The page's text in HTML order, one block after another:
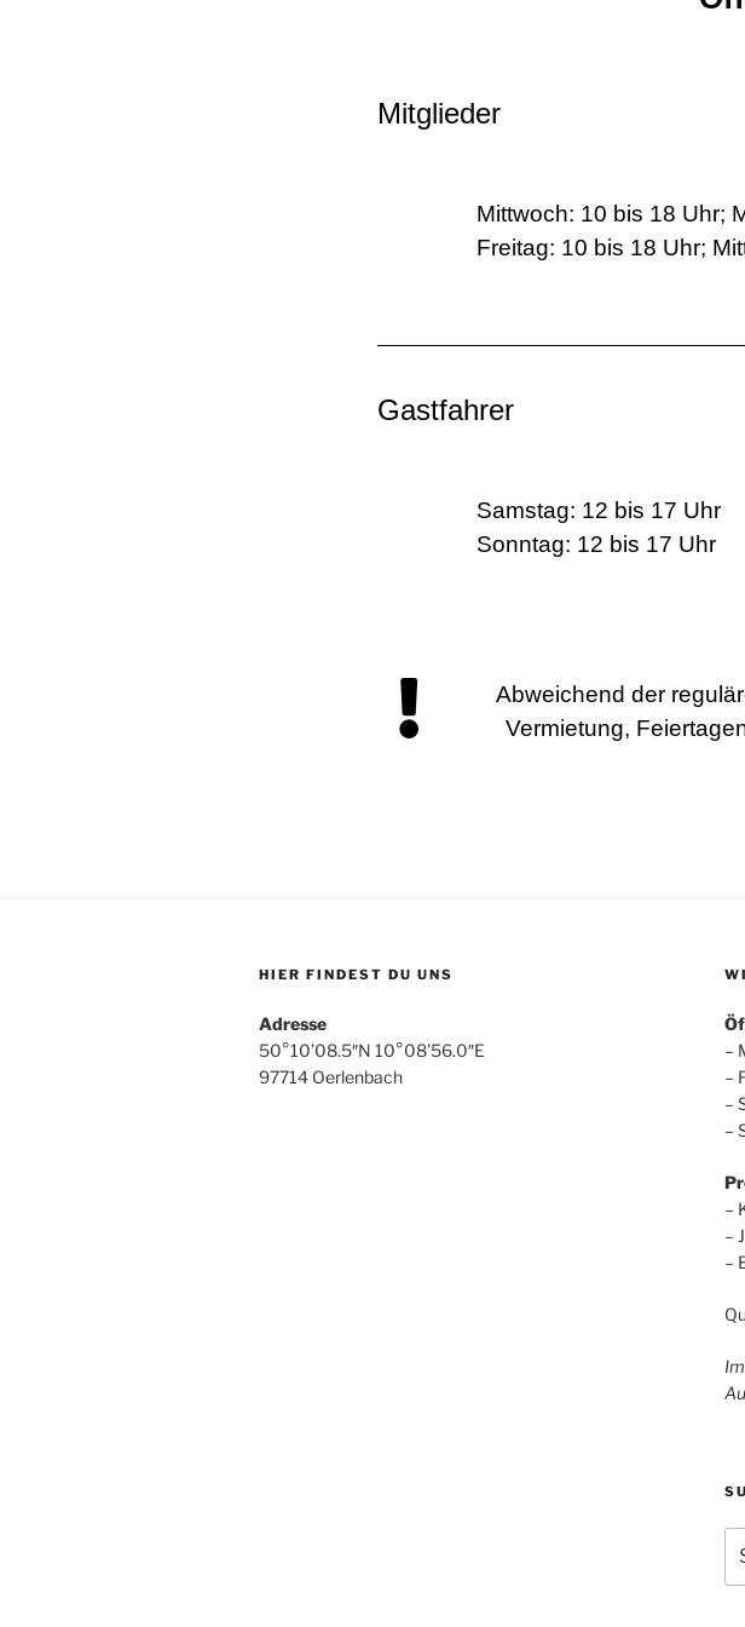
Mitglieder
Mittwoch: 10 bis 18 Uhr;
Freitag: 10 bis 18 Uhr;
Gastfahrer
Samstag: 12 bis 17 Uhr
Sonntag: 12 bis 17 Uhr
Abweichend der
Vermietung,
HIER FINDEST DU UNS
Adresse
50°10’08.5″N 10°08’56.0″E
97714 Oerlenbach
–
–
–
–
–
–
–